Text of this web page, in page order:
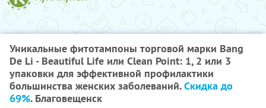
Уникальные фитотампоны торговой марки Bang
De Li - Beautiful Life или Clean Point: 1, 2 или 3
упаковки для эффективной профилактики
большинства женских заболеваний.Скидка до
69%. Благовещенск